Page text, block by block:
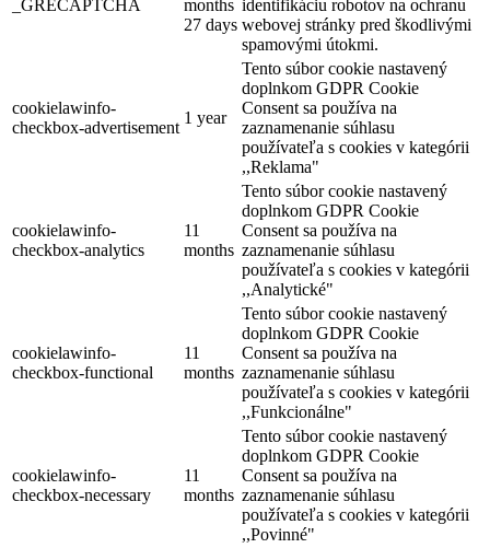
_GRECAPTCHA
months
27 days
identifikáciu robotov na ochranu
webovej stránky pred škodlivými
spamovými útokmi.
cookielawinfo-
checkbox-advertisement
1 year
Tento súbor cookie nastavený
doplnkom GDPR Cookie
Consent sa používa na
zaznamenanie súhlasu
používateľa s cookies v kategórii
,,Reklama"
cookielawinfo-
checkbox-analytics
11
months
Tento súbor cookie nastavený
doplnkom GDPR Cookie
Consent sa používa na
zaznamenanie súhlasu
používateľa s cookies v kategórii
,,Analytické"
cookielawinfo-
checkbox-functional
11
months
Tento súbor cookie nastavený
doplnkom GDPR Cookie
Consent sa používa na
zaznamenanie súhlasu
používateľa s cookies v kategórii
,,Funkcionálne"
cookielawinfo-
checkbox-necessary
11
months
Tento súbor cookie nastavený
doplnkom GDPR Cookie
Consent sa používa na
zaznamenanie súhlasu
používateľa s cookies v kategórii
,,Povinné"